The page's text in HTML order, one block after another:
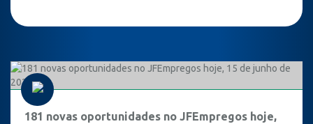
181 novas oportunidades no JFEmpregos hoje,